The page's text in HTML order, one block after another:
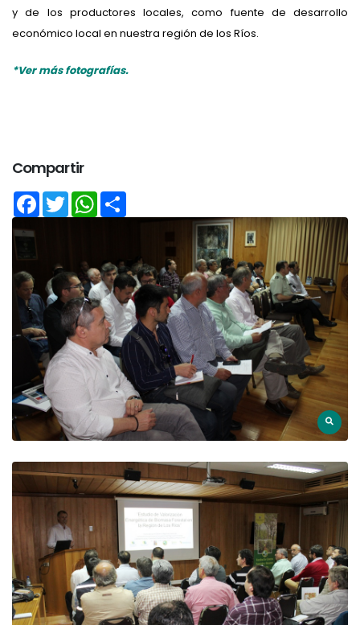
y de los productores locales, como fuente de desarrollo
económico local en nuestra región de los Ríos.
*Ver más fotografías.
Compartir
Facebook
TwitterWhatsApp